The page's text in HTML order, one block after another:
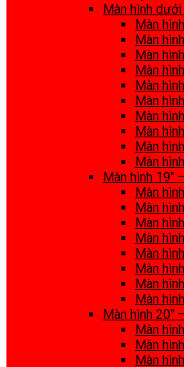
Màn hình dưới
Màn
Màn
Màn
Màn
Màn
Màn
Màn
Màn
Màn
Màn
Màn hình 19″
Màn
Màn
Màn
Màn
Màn
Màn
Màn
Màn
Màn hình 20″
Màn
Màn
Màn